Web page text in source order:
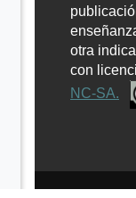
otra
con
NC-SA.